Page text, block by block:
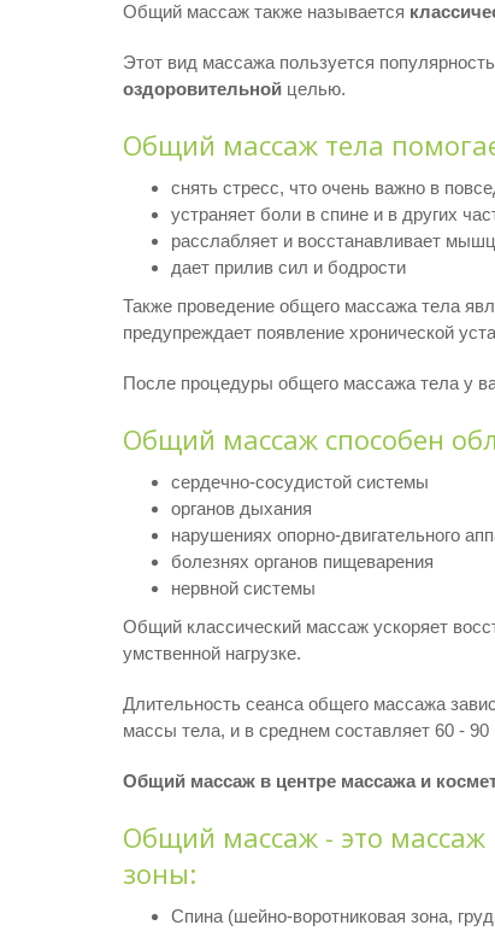
Общий массаж также называется
Этот вид массажа пользуется
оздоровительной целью.
Общий массаж тела
снять стресс, что очень важно в
устраняет боли в спине и в других
расслабляет и восстанавливает
дает прилив сил и бодрости
Также проведение общего массажа тела
предупреждает появление хронической
После процедуры общего массажа тела у
Общий массаж способен
сердечно-сосудистой системы
органов дыхания
нарушениях опорно-двигательного
болезнях органов пищеварения
нервной системы
Общий классический массаж ускоряет
умственной нагрузке.
Длительность сеанса общего массажа
массы тела, и в среднем составляет 60 - 90
Общий массаж в центре массажа и
Общий массаж - это массаж
зоны:
Спина (шейно-воротниковая зона,